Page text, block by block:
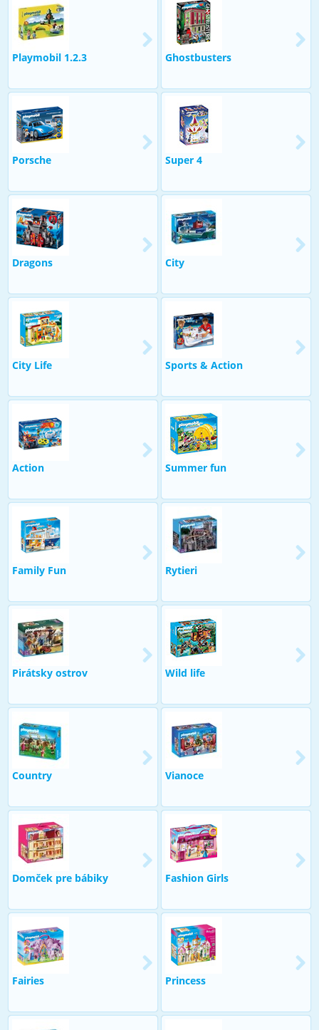
Playmobil 1.2.3 Ghostbusters
Porsche Super 4
Dragons City
City Life Sports & Action
Action Summer fun
Family Fun Rytieri
Pirátsky ostrov Wild life
Country Vianoce
Domček pre bábiky Fashion Girls
Fairies Princess